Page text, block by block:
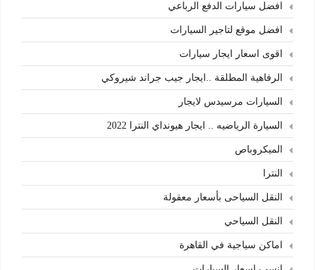
افضل سيارات الدفع الرباعي
افضل موقع لتاجير السيارات
اقوى اسعار ايجار سيارات
الرفاهية المطلقة ..ايجار جيب جراند شيروكي
السيارات مرسيدس لايجار
السيارة الرياضيه .. ايجار هيونداي النترا 2022
الميكروباص
النترا
النقل السياحى بأسعار معقولة
النقل السياحي
اماكن سياجية في القاهرة